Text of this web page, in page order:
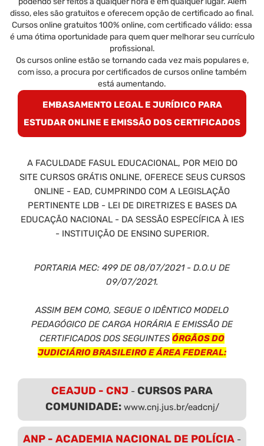
disso, eles são gratuitos e oferecem opção de certificado ao final.
Cursos online gratuitos 100% online, com certificado válido: essa
é uma ótima oportunidade para quem quer melhorar seu currículo
profissional.
Os cursos online estão se tornando cada vez mais populares e,
com isso, a procura por certificados de cursos online também
está aumentando.
EMBASAMENTO LEGAL E JURÍDICO PARA
ESTUDAR ONLINE E EMISSÃO DOS CERTIFICADOS
A FACULDADE FASUL EDUCACIONAL, POR MEIO DO
SITE CURSOS GRÁTIS ONLINE, OFERECE SEUS CURSOS
ONLINE - EAD, CUMPRINDO COM A LEGISLAÇÃO
PERTINENTE LDB - LEI DE DIRETRIZES E BASES DA
EDUCAÇÃO NACIONAL - DA SESSÃO ESPECÍFICA À IES
- INSTITUIÇÃO DE ENSINO SUPERIOR.
PORTARIA MEC: 499 DE 08/07/2021 - D.O.U DE
09/07/2021.
ASSIM BEM COMO, SEGUE O IDÊNTICO MODELO
PEDAGÓGICO DE CARGA HORÁRIA E EMISSÃO DE
CERTIFICADOS DOS SEGUINTES ÓRGÃOS DO
JUDICIÁRIO BRASILEIRO E ÁREA FEDERAL:
CEAJUD - CNJ - CURSOS PARA
COMUNIDADE: www.cnj.jus.br/eadcnj/
ANP - ACADEMIA NACIONAL DE POLÍCIA -